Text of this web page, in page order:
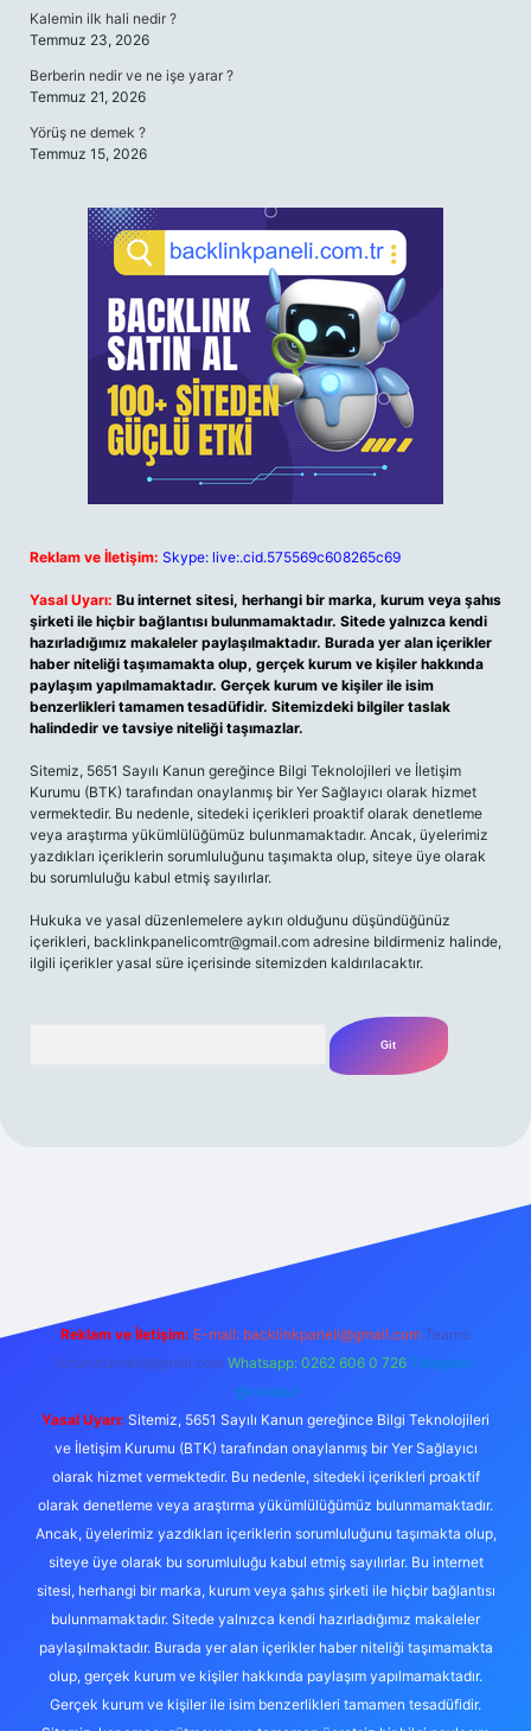
Kalemin ilk hali nedir ?
Temmuz 23, 2026
Berberin nedir ve ne işe yarar ?
Temmuz 21, 2026
Yörüş ne demek ?
Temmuz 15, 2026
Reklam ve İletişim: Skype: live:.cid.575569c608265c69
Yasal Uyarı: Bu internet sitesi, herhangi bir marka, kurum veya şahıs
şirketi ile hiçbir bağlantısı bulunmamaktadır. Sitede yalnızca kendi
hazırladığımız makaleler paylaşılmaktadır. Burada yer alan içerikler
haber niteliği taşımamakta olup, gerçek kurum ve kişiler hakkında
paylaşım yapılmamaktadır. Gerçek kurum ve kişiler ile isim
benzerlikleri tamamen tesadüfidir. Sitemizdeki bilgiler taslak
halindedir ve tavsiye niteliği taşımazlar.
Sitemiz, 5651 Sayılı Kanun gereğince Bilgi Teknolojileri ve İletişim
Kurumu (BTK) tarafından onaylanmış bir Yer Sağlayıcı olarak hizmet
vermektedir. Bu nedenle, sitedeki içerikleri proaktif olarak denetleme
veya araştırma yükümlülüğümüz bulunmamaktadır. Ancak, üyelerimiz
yazdıkları içeriklerin sorumluluğunu taşımakta olup, siteye üye olarak
bu sorumluluğu kabul etmiş sayılırlar.
Hukuka ve yasal düzenlemelere aykırı olduğunu düşündüğünüz
içerikleri, backlinkpanelicomtr@gmail.com adresine bildirmeniz halinde,
ilgili içerikler yasal süre içerisinde sitemizden kaldırılacaktır.
Reklam ve İletişim: E-mail: backlinkpaneli@gmail.com Teams:
forumhizmeti@gmail.com Whatsapp: 0262 606 0 726 Telegram:
@karabul
Yasal Uyarı: Sitemiz, 5651 Sayılı Kanun gereğince Bilgi Teknolojileri
ve İletişim Kurumu (BTK) tarafından onaylanmış bir Yer Sağlayıcı
olarak hizmet vermektedir. Bu nedenle, sitedeki içerikleri proaktif
olarak denetleme veya araştırma yükümlülüğümüz bulunmamaktadır.
Ancak, üyelerimiz yazdıkları içeriklerin sorumluluğunu taşımakta olup,
siteye üye olarak bu sorumluluğu kabul etmiş sayılırlar. Bu internet
sitesi, herhangi bir marka, kurum veya şahıs şirketi ile hiçbir bağlantısı
bulunmamaktadır. Sitede yalnızca kendi hazırladığımız makaleler
paylaşılmaktadır. Burada yer alan içerikler haber niteliği taşımamakta
olup, gerçek kurum ve kişiler hakkında paylaşım yapılmamaktadır.
Gerçek kurum ve kişiler ile isim benzerlikleri tamamen tesadüfidir.